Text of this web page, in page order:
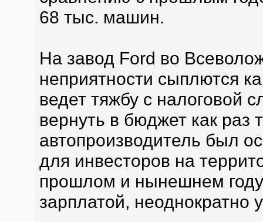
68 тыс. машин.
На завод Ford во
неприятности сыплются
ведет тяжбу с налоговой
вернуть в бюджет как раз
автопроизводитель был
для инвесторов на
прошлом и нынешнем
зарплатой, неоднократно